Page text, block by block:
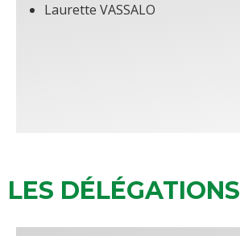
Laurette VASSALO
LES DÉLÉGATIONS